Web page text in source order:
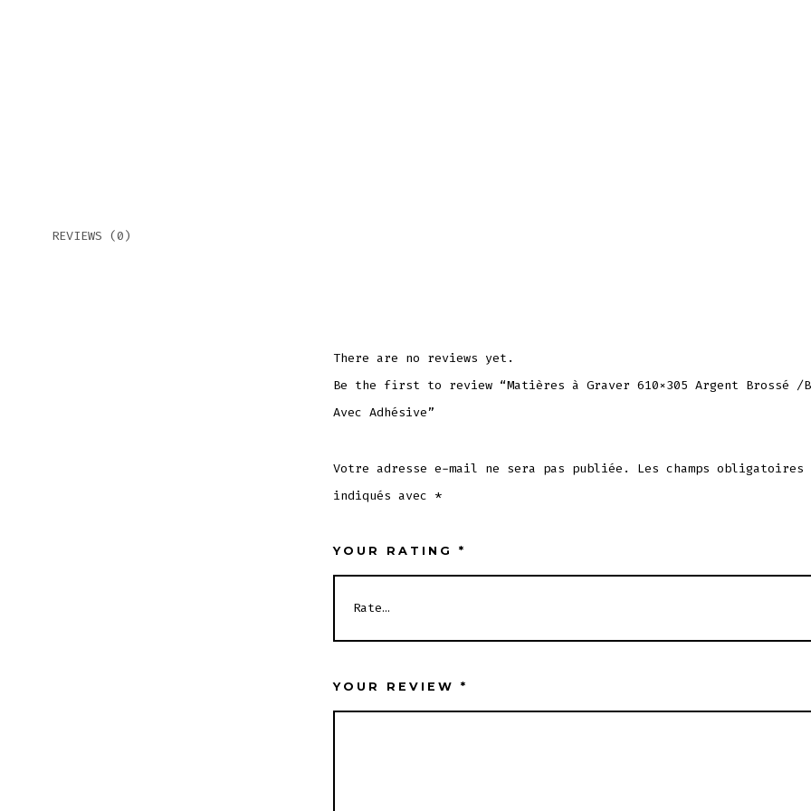
REVIEWS (0)
There are no reviews yet.
Be the first to review “Matières à Graver 610×305 Argent Brossé /
Avec Adhésive”
Votre adresse e-mail ne sera pas publiée.
Les champs obligatoires
indiqués avec *
YOUR RATING *
YOUR REVIEW *